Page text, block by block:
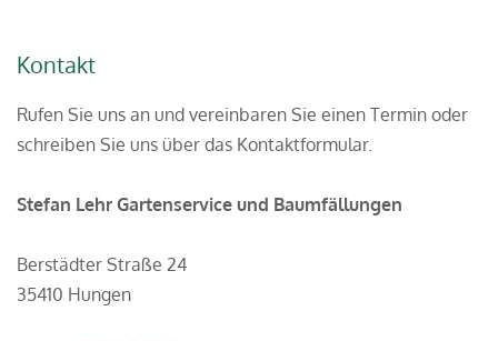
Kontakt
Rufen Sie uns an und vereinbaren Sie einen Termin oder
schreiben Sie uns über das Kontaktformular.
Stefan Lehr Gartenservice und Baumfällungen
Berstädter Straße 24
35410 Hungen